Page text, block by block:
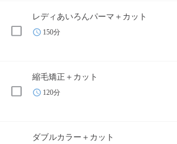
レディあいろんパーマ＋カット
150分
縮毛矯正＋カット
120分
ダブルカラー＋カット